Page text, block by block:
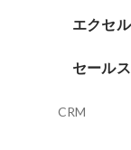
エクセル
セール
CRM